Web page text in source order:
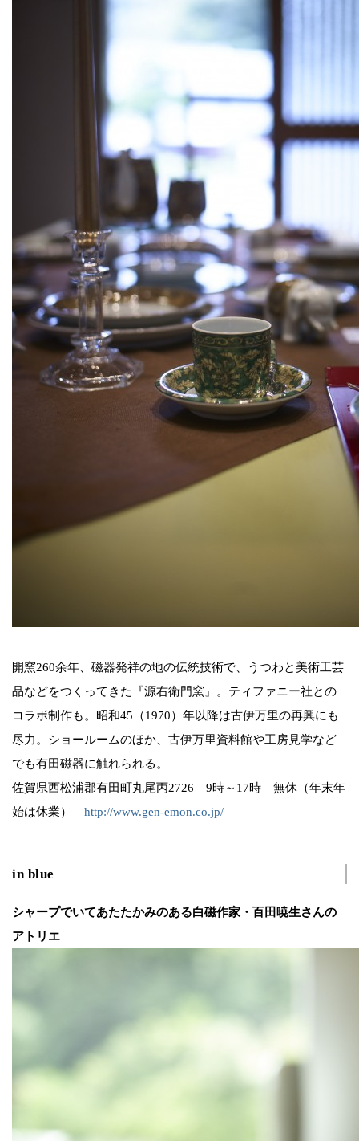
開窯260余年、磁器発祥の地の伝統技術で、うつわと美術工芸
品などをつくってきた『源右衛門窯』。ティファニー社との
コラボ制作も。昭和45（1970）年以降は古伊万里の再興にも
尽力。ショールームのほか、古伊万里資料館や工房見学など
でも有田磁器に触れられる。
佐賀県西松浦郡有田町丸尾丙2726 9時～17時 無休（年末年
始は休業） http://www.gen-emon.co.jp/
in blue
シャープでいてあたたかみのある白磁作家・百田暁生さんの
アトリエ